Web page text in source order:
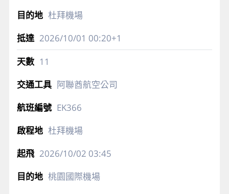
杜拜機場
2026/10/01 00:20+1
11
阿聯酋航空公司
EK366
杜拜機場
2026/10/02 03:45
桃園國際機場